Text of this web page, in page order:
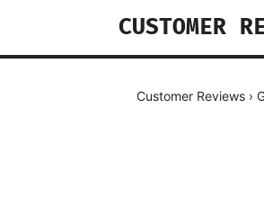
CUSTOMER
Customer Reviews ›